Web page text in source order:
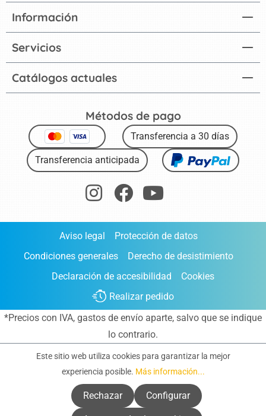
Catálogos actuales
Información
Servicios
Métodos de pago
Transferencia a 30 días
Transferencia anticipada
Aviso legal
Protección de datos
Condiciones generales
Derecho de desistimiento
Declaración de accesibilidad
Cookies
Realizar pedido
*Precios con IVA, gastos de envío aparte, salvo que se indique
lo contrario.
Este sitio web utiliza cookies para garantizar la mejor
experiencia posible. Más información...
Rechazar Configurar